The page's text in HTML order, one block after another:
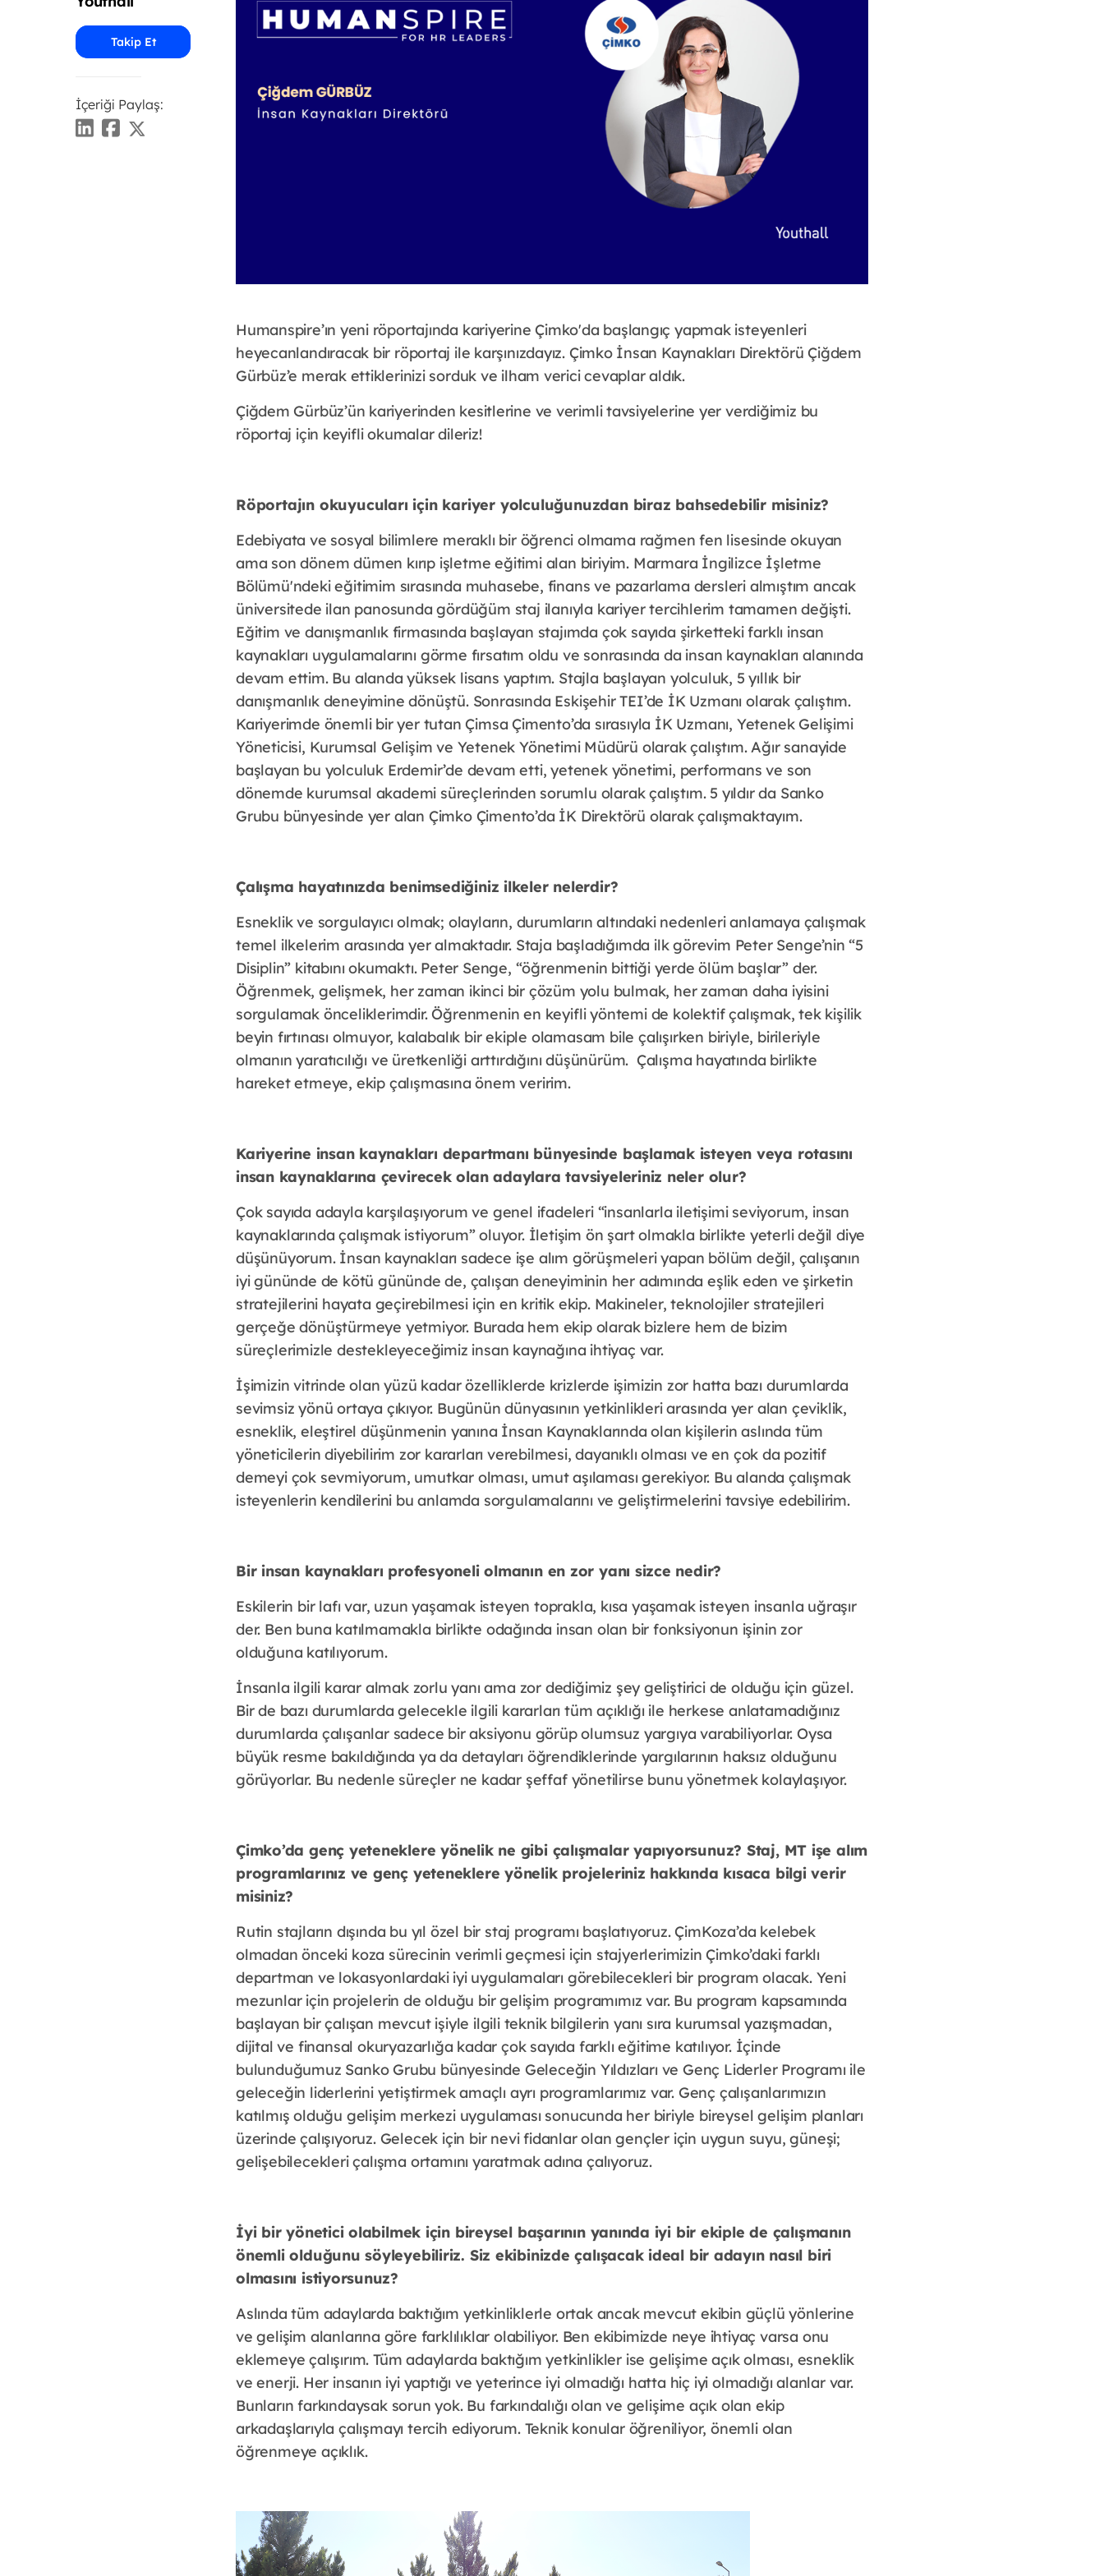
Takip Et
İçeriği Paylaş:
Humanspire’ın yeni röportajında kariyerine Çimko'da başlangıç yapmak isteyenleri
heyecanlandıracak bir röportaj ile karşınızdayız. Çimko İnsan Kaynakları Direktörü Çiğdem
Gürbüz’e merak ettiklerinizi sorduk ve ilham verici cevaplar aldık.
Çiğdem Gürbüz’ün kariyerinden kesitlerine ve verimli tavsiyelerine yer verdiğimiz bu
röportaj için keyifli okumalar dileriz!
Röportajın okuyucuları için kariyer yolculuğunuzdan biraz bahsedebilir misiniz?
Edebiyata ve sosyal bilimlere meraklı bir öğrenci olmama rağmen fen lisesinde okuyan
ama son dönem dümen kırıp işletme eğitimi alan biriyim. Marmara İngilizce İşletme
Bölümü'ndeki eğitimim sırasında muhasebe, finans ve pazarlama dersleri almıştım ancak
üniversitede ilan panosunda gördüğüm staj ilanıyla kariyer tercihlerim tamamen değişti.
Eğitim ve danışmanlık firmasında başlayan stajımda çok sayıda şirketteki farklı insan
kaynakları uygulamalarını görme fırsatım oldu ve sonrasında da insan kaynakları alanında
devam ettim. Bu alanda yüksek lisans yaptım. Stajla başlayan yolculuk, 5 yıllık bir
danışmanlık deneyimine dönüştü. Sonrasında Eskişehir TEI’de İK Uzmanı olarak çalıştım.
Kariyerimde önemli bir yer tutan Çimsa Çimento’da sırasıyla İK Uzmanı, Yetenek Gelişimi
Yöneticisi, Kurumsal Gelişim ve Yetenek Yönetimi Müdürü olarak çalıştım. Ağır sanayide
başlayan bu yolculuk Erdemir’de devam etti, yetenek yönetimi, performans ve son
dönemde kurumsal akademi süreçlerinden sorumlu olarak çalıştım. 5 yıldır da Sanko
Grubu bünyesinde yer alan Çimko Çimento’da İK Direktörü olarak çalışmaktayım.
Çalışma hayatınızda benimsediğiniz ilkeler nelerdir?
Esneklik ve sorgulayıcı olmak; olayların, durumların altındaki nedenleri anlamaya çalışmak
temel ilkelerim arasında yer almaktadır. Staja başladığımda ilk görevim Peter Senge’nin “5
Disiplin” kitabını okumaktı. Peter Senge, “öğrenmenin bittiği yerde ölüm başlar” der.
Öğrenmek, gelişmek, her zaman ikinci bir çözüm yolu bulmak, her zaman daha iyisini
sorgulamak önceliklerimdir. Öğrenmenin en keyifli yöntemi de kolektif çalışmak, tek kişilik
beyin fırtınası olmuyor, kalabalık bir ekiple olamasam bile çalışırken biriyle, birileriyle
olmanın yaratıcılığı ve üretkenliği arttırdığını düşünürüm. Çalışma hayatında birlikte
hareket etmeye, ekip çalışmasına önem veririm.
Kariyerine insan kaynakları departmanı bünyesinde başlamak isteyen veya rotasını
insan kaynaklarına çevirecek olan adaylara tavsiyeleriniz neler olur?
Çok sayıda adayla karşılaşıyorum ve genel ifadeleri “insanlarla iletişimi seviyorum, insan
kaynaklarında çalışmak istiyorum” oluyor. İletişim ön şart olmakla birlikte yeterli değil diye
düşünüyorum. İnsan kaynakları sadece işe alım görüşmeleri yapan bölüm değil, çalışanın
iyi gününde de kötü gününde de, çalışan deneyiminin her adımında eşlik eden ve şirketin
stratejilerini hayata geçirebilmesi için en kritik ekip. Makineler, teknolojiler stratejileri
gerçeğe dönüştürmeye yetmiyor. Burada hem ekip olarak bizlere hem de bizim
süreçlerimizle destekleyeceğimiz insan kaynağına ihtiyaç var.
İşimizin vitrinde olan yüzü kadar özelliklerde krizlerde işimizin zor hatta bazı durumlarda
sevimsiz yönü ortaya çıkıyor. Bugünün dünyasının yetkinlikleri arasında yer alan çeviklik,
esneklik, eleştirel düşünmenin yanına İnsan Kaynaklarında olan kişilerin aslında tüm
yöneticilerin diyebilirim zor kararları verebilmesi, dayanıklı olması ve en çok da pozitif
demeyi çok sevmiyorum, umutkar olması, umut aşılaması gerekiyor. Bu alanda çalışmak
isteyenlerin kendilerini bu anlamda sorgulamalarını ve geliştirmelerini tavsiye edebilirim.
Bir insan kaynakları profesyoneli olmanın en zor yanı sizce nedir?
Eskilerin bir lafı var, uzun yaşamak isteyen toprakla, kısa yaşamak isteyen insanla uğraşır
der. Ben buna katılmamakla birlikte odağında insan olan bir fonksiyonun işinin zor
olduğuna katılıyorum.
İnsanla ilgili karar almak zorlu yanı ama zor dediğimiz şey geliştirici de olduğu için güzel.
Bir de bazı durumlarda gelecekle ilgili kararları tüm açıklığı ile herkese anlatamadığınız
durumlarda çalışanlar sadece bir aksiyonu görüp olumsuz yargıya varabiliyorlar. Oysa
büyük resme bakıldığında ya da detayları öğrendiklerinde yargılarının haksız olduğunu
görüyorlar. Bu nedenle süreçler ne kadar şeffaf yönetilirse bunu yönetmek kolaylaşıyor.
Çimko’da genç yeteneklere yönelik ne gibi çalışmalar yapıyorsunuz? Staj, MT işe alım
programlarınız ve genç yeteneklere yönelik projeleriniz hakkında kısaca bilgi verir
misiniz?
Rutin stajların dışında bu yıl özel bir staj programı başlatıyoruz. ÇimKoza’da kelebek
olmadan önceki koza sürecinin verimli geçmesi için stajyerlerimizin Çimko’daki farklı
departman ve lokasyonlardaki iyi uygulamaları görebilecekleri bir program olacak. Yeni
mezunlar için projelerin de olduğu bir gelişim programımız var. Bu program kapsamında
başlayan bir çalışan mevcut işiyle ilgili teknik bilgilerin yanı sıra kurumsal yazışmadan,
dijital ve finansal okuryazarlığa kadar çok sayıda farklı eğitime katılıyor. İçinde
bulunduğumuz Sanko Grubu bünyesinde Geleceğin Yıldızları ve Genç Liderler Programı ile
geleceğin liderlerini yetiştirmek amaçlı ayrı programlarımız var. Genç çalışanlarımızın
katılmış olduğu gelişim merkezi uygulaması sonucunda her biriyle bireysel gelişim planları
üzerinde çalışıyoruz. Gelecek için bir nevi fidanlar olan gençler için uygun suyu, güneşi;
gelişebilecekleri çalışma ortamını yaratmak adına çalıyoruz.
İyi bir yönetici olabilmek için bireysel başarının yanında iyi bir ekiple de çalışmanın
önemli olduğunu söyleyebiliriz. Siz ekibinizde çalışacak ideal bir adayın nasıl biri
olmasını istiyorsunuz?
Aslında tüm adaylarda baktığım yetkinliklerle ortak ancak mevcut ekibin güçlü yönlerine
ve gelişim alanlarına göre farklılıklar olabiliyor. Ben ekibimizde neye ihtiyaç varsa onu
eklemeye çalışırım. Tüm adaylarda baktığım yetkinlikler ise gelişime açık olması, esneklik
ve enerji. Her insanın iyi yaptığı ve yeterince iyi olmadığı hatta hiç iyi olmadığı alanlar var.
Bunların farkındaysak sorun yok. Bu farkındalığı olan ve gelişime açık olan ekip
arkadaşlarıyla çalışmayı tercih ediyorum. Teknik konular öğreniliyor, önemli olan
öğrenmeye açıklık.